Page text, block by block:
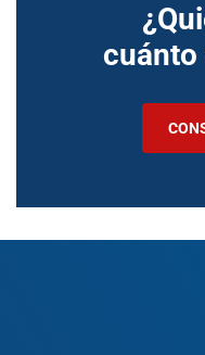
cuánto